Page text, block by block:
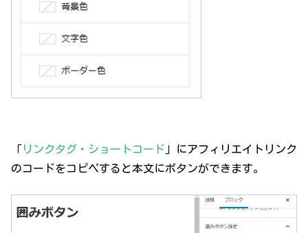
「 リンクタグ・ショートコード 」にアフィリエイトリンク
のコードをコピペすると本文にボタンができます。